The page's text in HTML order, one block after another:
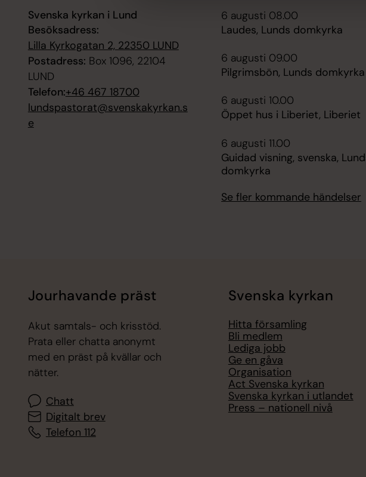
Svenska kyrkan i Lund
Besöksadress:
Lilla Kyrkogatan 2, 22350 LUND
Postadress: Box 1096, 22104
LUND
Telefon:+46 467 18700
lundspastorat@svenskakyrkan.s
e
6 augusti 08.00
Laudes, Lunds domkyrka
6 augusti 09.00
Pilgrimsbön, Lunds domkyrka
6 augusti 10.00
Öppet hus i Liberiet, Liberiet
6 augusti 11.00
Guidad visning, svenska,
domkyrka
Se fler kommande händelser
Jourhavande präst
Akut samtals- och krisstöd.
Prata eller chatta anonymt
med en präst på kvällar och
nätter.
Chatt
Digitalt brev
Telefon 112
Svenska kyrkan
Hitta församling
Bli medlem
Lediga jobb
Ge en gåva
Organisation
Act Svenska kyrkan
Svenska kyrkan i utlandet
Press – nationell nivå